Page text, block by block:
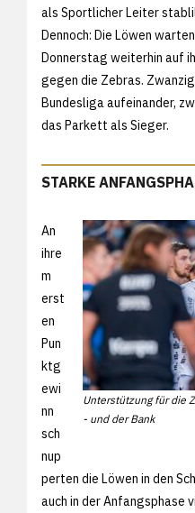
als Sportlicher Leiter
Dennoch: Die Löwen
Donnerstag weiterhin auf
gegen die Zebras.
Bundesliga aufeinander,
das Parkett als Sieger.
STARKE
Unterstützung für die
- und der Bank
An
ihre
m
erst
en
Pun
ktg
ewi
nn
sch
nup
perten die Löwen in den
auch in der Anfangsphase